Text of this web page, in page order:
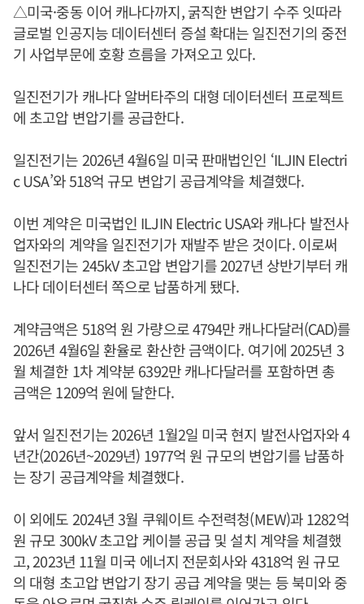
△미국·중동 이어 캐나다까지, 굵직한 변압기 수주 잇따라
글로벌 인공지능 데이터센터 증설 확대는 일진전기의 중전
기 사업부문에 호황 흐름을 가져오고 있다.
일진전기가 캐나다 알버타주의 대형 데이터센터 프로젝트
에 초고압 변압기를 공급한다.
일진전기는 2026년 4월6일 미국 판매법인인 ‘ILJIN Electri
c USA’와 518억 규모 변압기 공급계약을 체결했다.
이번 계약은 미국법인 ILJIN Electric USA와 캐나다 발전사
업자와의 계약을 일진전기가 재발주 받은 것이다. 이로써
일진전기는 245kV 초고압 변압기를 2027년 상반기부터 캐
나다 데이터센터 쪽으로 납품하게 됐다.
계약금액은 518억 원 가량으로 4794만 캐나다달러(CAD)를
2026년 4월6일 환율로 환산한 금액이다. 여기에 2025년 3
월 체결한 1차 계약분 6392만 캐나다달러를 포함하면 총
금액은 1209억 원에 달한다.
앞서 일진전기는 2026년 1월2일 미국 현지 발전사업자와 4
년간(2026년~2029년) 1977억 원 규모의 변압기를 납품하
는 장기 공급계약을 체결했다.
이 외에도 2024년 3월 쿠웨이트 수전력청(MEW)과 1282억
원 규모 300kV 초고압 케이블 공급 및 설치 계약을 체결했
고, 2023년 11월 미국 에너지 전문회사와 4318억 원 규모
의 대형 초고압 변압기 장기 공급 계약을 맺는 등 북미와 중